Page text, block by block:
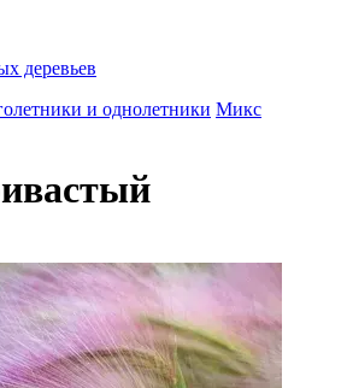
деревьев
и однолетники Микс